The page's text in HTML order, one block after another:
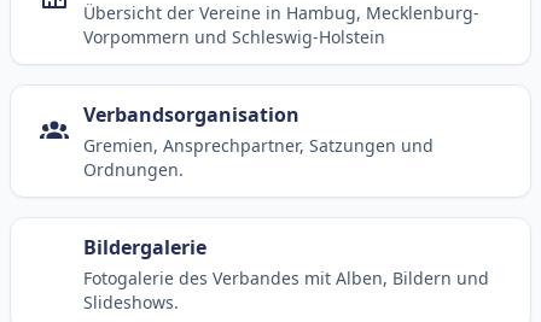
Übersicht der Vereine in Hambug, Mecklenburg-
Vorpommern und Schleswig-Holstein
Verbandsorganisation
Gremien, Ansprechpartner, Satzungen und
Ordnungen.
Bildergalerie
Fotogalerie des Verbandes mit Alben, Bildern und
Slideshows.